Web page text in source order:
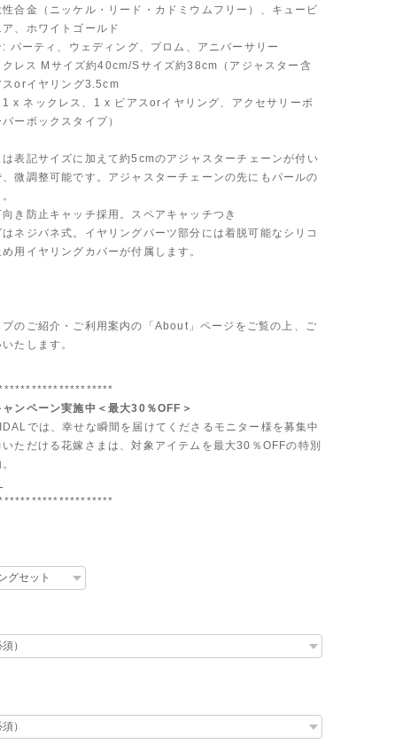
合金（ニッケル・リード・カドミウムフリー）、キュービ
、ホワイトゴールド
パーティ、ウェディング、プロム、アニバーサリー
レス Mサイズ約40cm/Sサイズ約38cm（アジャスター含
スorイヤリング3.5cm
x ネックレス、1 x ピアスorイヤリング、アクセサリーボ
ーボックスタイプ）
表記サイズに加えて約5cmのアジャスターチェーンが付い
微調整可能です。アジャスターチェーンの先にもパールの
き防止キャッチ採用。スペアキャッチつき
ネジバネ式。イヤリングパーツ部分には着脱可能なシリコ
用イヤリングカバーが付属します。
プのご紹介・ご利用案内の「About」ページをご覧の上、ご
たします。
ンペーン実施中＜最大30％OFF＞
では、幸せな瞬間を届けてくださるモニター様を募集中
ただける花嫁さまは、対象アイテムを最大30％OFFの特別